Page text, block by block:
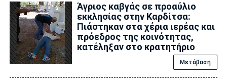
Άγριος καβγάς σε προαύλιο
εκκλησίας στην Καρδίτσα:
Πιάστηκαν στα χέρια ιερέας και
πρόεδρος της κοινότητας,
κατέληξαν στο κρατητήριο
Μετάβαση